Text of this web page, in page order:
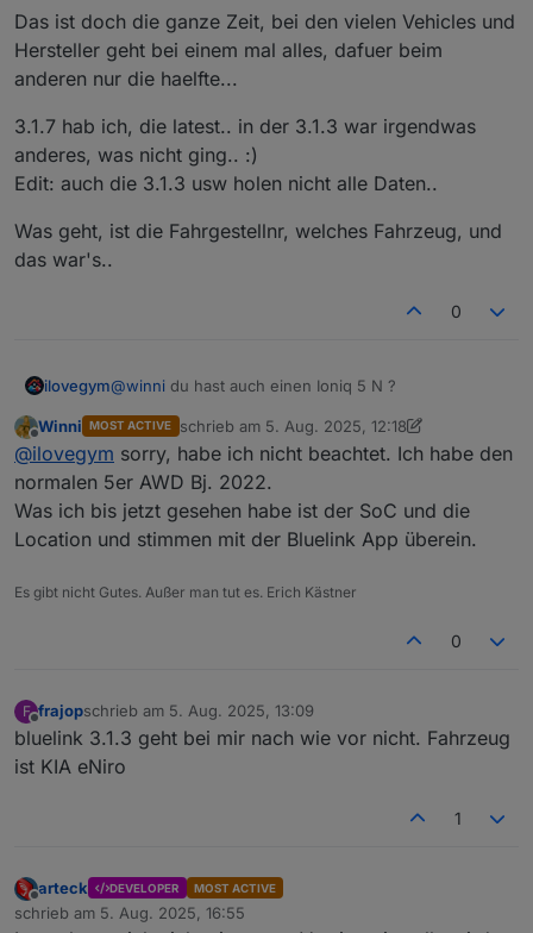
v3.1.3
Das ist doch die ganze Zeit, bei den vielen Vehicles und
Hersteller geht bei einem mal alles, dafuer beim
anderen nur die haelfte...
3.1.7 hab ich, die latest.. in der 3.1.3 war irgendwas
anderes, was nicht ging.. :)
Edit: auch die 3.1.3 usw holen nicht alle Daten..
Was geht, ist die Fahrgestellnr, welches Fahrzeug, und
das war's..
0
ilovegym@winni du hast auch einen Ioniq 5 N ?
Das ist doch die ganze Zeit, bei den vielen Vehicles
und Hersteller geht bei einem mal alles, dafuer beim
anderen nur die haelfte...
3.1.7 hab ich, die latest.. in der 3.1.3 war irgendwas
anderes, was nicht ging.. :)
Edit: auch die 3.1.3 usw holen nicht alle Daten..
Was geht, ist die Fahrgestellnr, welches Fahrzeug,
und das war's..
Offline
Winni MOST ACTIVE schrieb am 5. Aug. 2025, 12:18
zuletzt editiert von Winni 8. Mai 2025, 14:23
@ilovegym sorry, habe ich nicht beachtet. Ich habe den
normalen 5er AWD Bj. 2022.
Was ich bis jetzt gesehen habe ist der SoC und die
Location und stimmen mit der Bluelink App überein.
Es gibt nicht Gutes. Außer man tut es. Erich Kästner
0
F
Offline
frajopschrieb am 5. Aug. 2025, 13:09
zuletzt editiert von
bluelink 3.1.3 geht bei mir nach wie vor nicht. Fahrzeug
ist KIA eNiro
1
Offline
arteck DEVELOPER MOST ACTIVE
schrieb am 5. Aug. 2025, 16:55
zuletzt editiert von